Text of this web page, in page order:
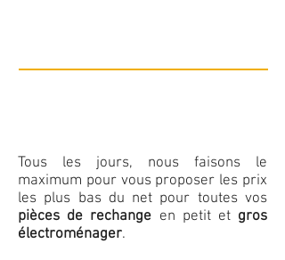
Tous les jours, nous faisons le
maximum pour vous proposer les prix
les plus bas du net pour toutes vos
pièces de rechange en petit et gros
électroménager.